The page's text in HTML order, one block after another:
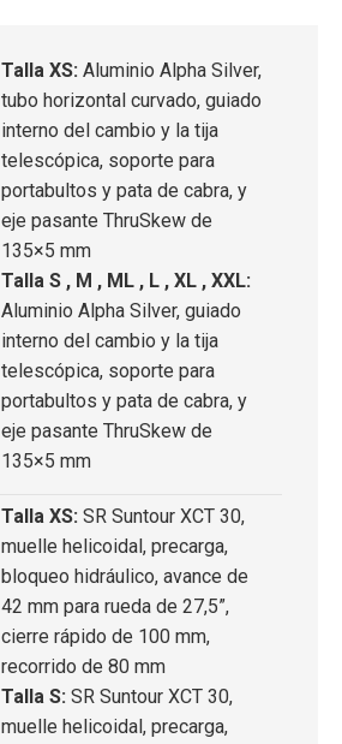
Talla XS: Aluminio Alpha Silver,
tubo horizontal curvado, guiado
interno del cambio y la tija
telescópica, soporte para
portabultos y pata de cabra, y
eje pasante ThruSkew de
135×5 mm
Talla S , M , ML , L , XL , XXL:
Aluminio Alpha Silver, guiado
interno del cambio y la tija
telescópica, soporte para
portabultos y pata de cabra, y
eje pasante ThruSkew de
135×5 mm
Talla XS: SR Suntour XCT 30,
muelle helicoidal, precarga,
bloqueo hidráulico, avance de
42 mm para rueda de 27,5”,
cierre rápido de 100 mm,
recorrido de 80 mm
Talla S: SR Suntour XCT 30,
muelle helicoidal, precarga,